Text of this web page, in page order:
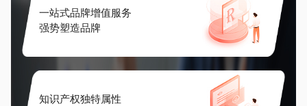
一站式品牌增值服务
强势塑造品牌
知识产权独特属性